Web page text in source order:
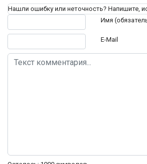
Нашли ошибку или неточность? Напишите,
Имя
E-Mail